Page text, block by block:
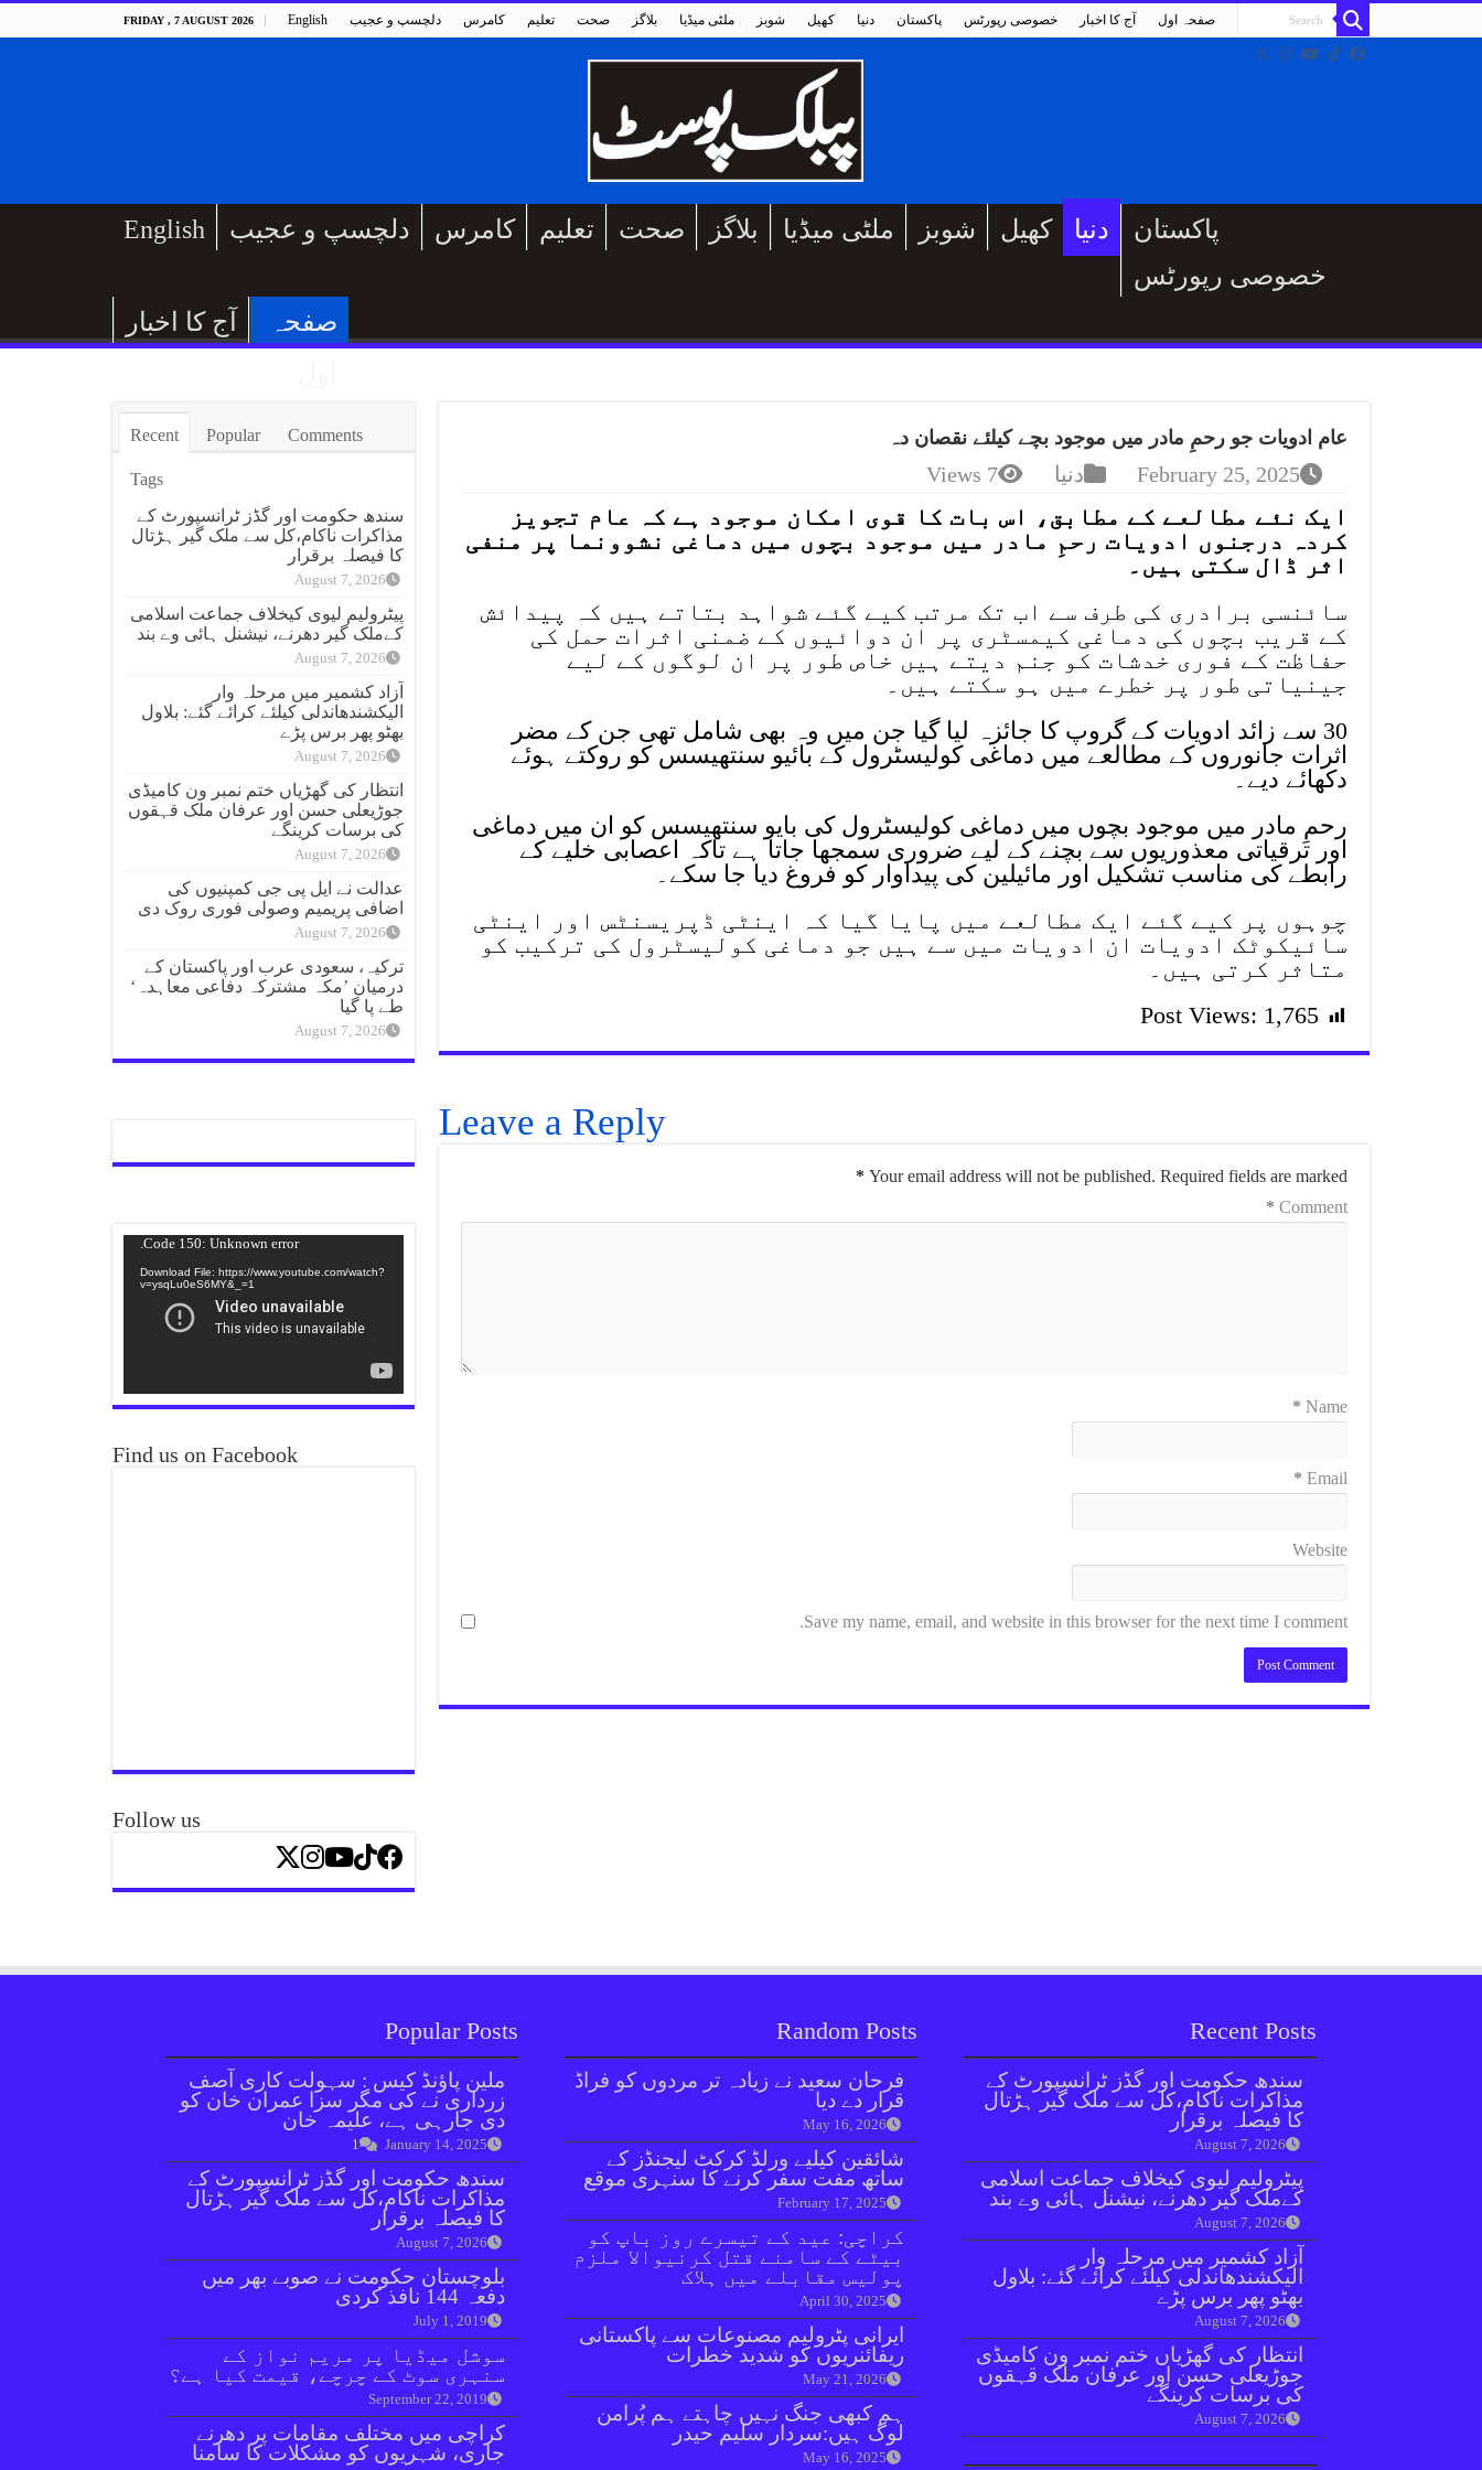
FRIDAY , 7 AUGUST 2026 English دلچسپ و عجیب کامرس تعلیم صحت بلاگز ملٹی میڈیا شوبز کھیل دنیا پاکستان خصوصی رپورٹس آج کا اخبار صفحہ اول
English دلچسپ و عجیب کامرس تعلیم صحت بلاگز ملٹی میڈیا شوبز کھیل دنیا
پاکستان
خصوصی رپورٹس
آج کا اخبار
صفحہ
عام ادویات جو رحمِ مادر میں موجود بچے کیلئے نقصان دہ
February 25, 2025 دنیا 7 Views
ایک نئے مطالعے کے مطابق، اس بات کا قوی امکان موجود ہے کہ عام تجویز
کردہ درجنوں ادویات رحمِ مادر میں موجود بچوں میں دماغی نشوونما پر منفی
اثر ڈال سکتی ہیں۔
سائنسی برادری کی طرف سے اب تک مرتب کیے گئے شواہد بتاتے ہیں کہ پیدائش
کے قریب بچوں کی دماغی کیمسٹری پر ان دوائیوں کے ضمنی اثرات حمل کی
حفاظت کے فوری خدشات کو جنم دیتے ہیں خاص طور پر ان لوگوں کے لیے
جینیاتی طور پر خطرے میں ہو سکتے ہیں۔
30 سے زائد ادویات کے گروپ کا جائزہ لیا گیا جن میں وہ بھی شامل تھی جن کے مضر
اثرات جانوروں کے مطالعے میں دماغی کولیسٹرول کے بائیو سنتھیسس کو روکتے ہوئے
دکھائے دیے۔
رحمِ مادر میں موجود بچوں میں دماغی کولیسٹرول کی بایو سنتھیسس کو ان میں دماغی
اور ترقیاتی معذوریوں سے بچنے کے لیے ضروری سمجھا جاتا ہے تاکہ اعصابی خلیے کے
رابطے کی مناسب تشکیل اور مائیلین کی پیداوار کو فروغ دیا جا سکے۔
چوہوں پر کیے گئے ایک مطالعے میں پایا گیا کہ اینٹی ڈپریسنٹس اور اینٹی
سائیکوٹک ادویات ان ادویات میں سے ہیں جو دماغی کولیسٹرول کی ترکیب کو
متاثر کرتی ہیں۔
Post Views: 1,765
Leave a Reply
Your email address will not be published. Required fields are marked
*
Comment
*
Name
*
Email
*
Website
Save my name, email, and website in this browser for the next time I comment.
Recent Popular Comments
Tags
سندھ حکومت اور گڈز ٹرانسپورٹ کے
مذاکرات ناکام،کل سے ملک گیر ہڑتال
کا فیصلہ برقرار
August 7, 2026
پیٹرولیم لیوی کیخلاف جماعت اسلامی
کےملک گیر دھرنے، نیشنل ہائی وے بند
August 7, 2026
آزاد کشمیر میں مرحلہ وار
الیکشندھاندلی کیلئے کرائے گئے: بلاول
بھٹو پھر برس پڑے
August 7, 2026
انتظار کی گھڑیاں ختم نمبر ون کامیڈی
جوڑیعلی حسن اور عرفان ملک قہقوں
کی برسات کرینگے
August 7, 2026
عدالت نے ایل پی جی کمپنیوں کی
اضافی پریمیم وصولی فوری روک دی
August 7, 2026
ترکیہ، سعودی عرب اور پاکستان کے
درمیان ’مکہ مشترکہ دفاعی معاہدہ‘
طے پا گیا
August 7, 2026
Code 150: Unknown error.
Download File: https://www.youtube.com/watch?
v=ysqLu0eS6MY&_=1
Find us on Facebook
Follow us
Popular Posts
ملین پاؤنڈ کیس : سہولت کاری آصف
زرداری نے کی مگر سزا عمران خان کو
دی جارہی ہے، علیمہ خان
January 14, 2025
1
سندھ حکومت اور گڈز ٹرانسپورٹ کے
مذاکرات ناکام،کل سے ملک گیر ہڑتال
کا فیصلہ برقرار
August 7, 2026
بلوچستان حکومت نے صوبے بھر میں
دفعہ 144 نافذ کردی
July 1, 2019
سوشل میڈیا پر مریم نواز کے
سنہری سوٹ کے چرچے، قیمت کیا ہے؟
September 22, 2019
کراچی میں مختلف مقامات پر دھرنے
جاری، شہریوں کو مشکلات کا سامنا
Random Posts
فرحان سعید نے زیادہ تر مردوں کو فراڈ
قرار دے دیا
May 16, 2026
شائقین کیلیے ورلڈ کرکٹ لیجنڈز کے
ساتھ مفت سفر کرنے کا سنہری موقع
February 17, 2025
کراچی: عید کے تیسرے روز باپ کو
بیٹے کے سامنے قتل کرنیوالا ملزم
پولیس مقابلے میں ہلاک
April 30, 2025
ایرانی پٹرولیم مصنوعات سے پاکستانی
ریفائنریوں کو شدید خطرات
May 21, 2026
ہم کبھی جنگ نہیں چاہتے ہم پُرامن
لوگ ہیں:سردار سلیم حیدر
May 16, 2025
Recent Posts
سندھ حکومت اور گڈز ٹرانسپورٹ کے
مذاکرات ناکام،کل سے ملک گیر ہڑتال
کا فیصلہ برقرار
August 7, 2026
پیٹرولیم لیوی کیخلاف جماعت اسلامی
کےملک گیر دھرنے، نیشنل ہائی وے بند
August 7, 2026
آزاد کشمیر میں مرحلہ وار
الیکشندھاندلی کیلئے کرائے گئے: بلاول
بھٹو پھر برس پڑے
August 7, 2026
انتظار کی گھڑیاں ختم نمبر ون کامیڈی
جوڑیعلی حسن اور عرفان ملک قہقوں
کی برسات کرینگے
August 7, 2026